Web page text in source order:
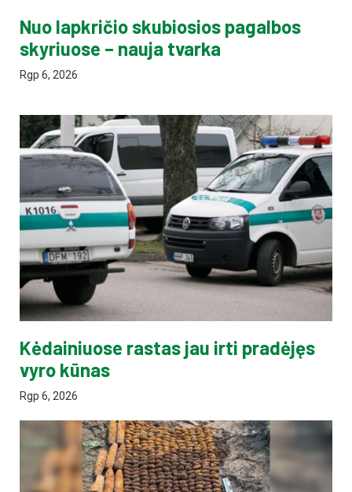
Nuo lapkričio skubiosios pagalbos
skyriuose – nauja tvarka
Rgp 6, 2026
Kėdainiuose rastas jau irti pradėjęs
vyro kūnas
Rgp 6, 2026